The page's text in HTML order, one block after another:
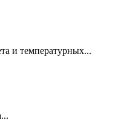
и температурных...